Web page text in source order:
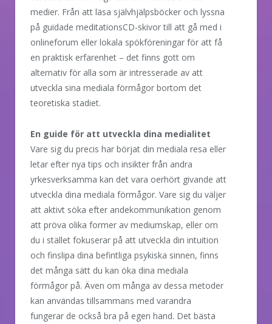
medier. Från att läsa självhjälpsböcker och lyssna
på guidade meditationsCD-skivor till att gå med i
onlineforum eller lokala spökföreningar för att få
en praktisk erfarenhet – det finns gott om
alternativ för alla som är intresserade av att
utveckla sina mediala förmågor bortom det
teoretiska stadiet.
En guide för att utveckla dina medialitet
Vare sig du precis har börjat din mediala resa eller
letar efter nya tips och insikter från andra
yrkesverksamma kan det vara oerhört givande att
utveckla dina mediala förmågor. Vare sig du väljer
att aktivt söka efter andekommunikation genom
att pröva olika former av mediumskap, eller om
du i stället fokuserar på att utveckla din intuition
och finslipa dina befintliga psykiska sinnen, finns
det många sätt du kan öka dina mediala
förmågor på. Även om många av dessa metoder
kan användas tillsammans med varandra
fungerar de också bra på egen hand. Det bästa